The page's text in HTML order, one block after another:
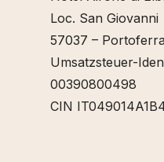
Loc. San Giovanni
57037 –
Umsatzsteuer-
00390800498
CIN